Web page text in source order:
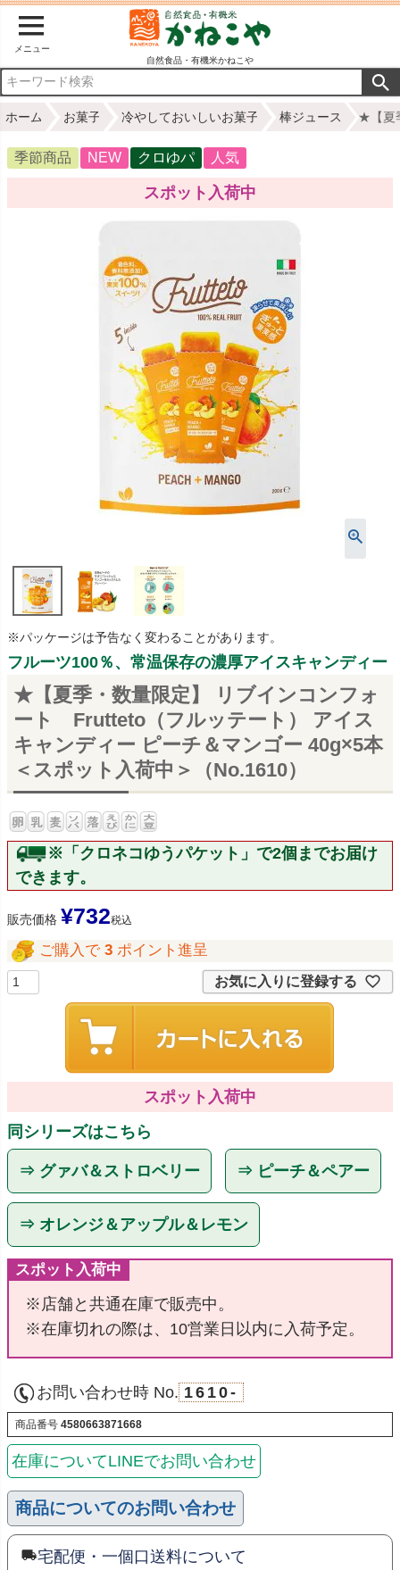
メニュー
自然食品・有機米かねこや
ホーム お菓子 冷やしておいしいお菓子 棒ジュース ★【夏
季節商品 NEW クロゆパ 人気
スポット入荷中
※パッケージは予告なく変わることがあります。
フルーツ100％、常温保存の濃厚アイスキャンディー
★【夏季・数量限定】 リブインコンフォ
ート Frutteto（フルッテート） アイス
キャンディー ピーチ＆マンゴー 40g×5本
＜スポット入荷中＞（No.1610）
※「クロネコゆうパケット」で2個までお届け
できます。
販売価格 ¥732税込
ご購入で 3 ポイント進呈
お気に入りに登録する
スポット入荷中
同シリーズはこちら
⇒ グァバ＆ストロベリー ⇒ ピーチ＆ペアー
⇒ オレンジ＆アップル＆レモン
スポット入荷中
※店舗と共通在庫で販売中。
※在庫切れの際は、10営業日以内に入荷予定。
お問い合わせ時 No. 1610-
商品番号 4580663871668
在庫についてLINEでお問い合わせ
商品についてのお問い合わせ
宅配便・一個口送料について